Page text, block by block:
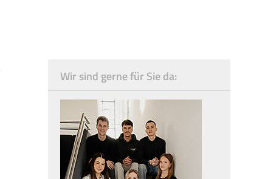
Wir sind gerne für Sie da: